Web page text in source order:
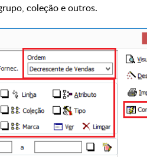
coleção e outros.